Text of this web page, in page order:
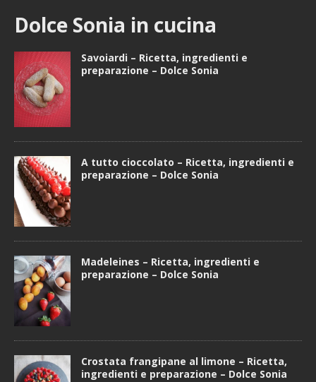
Dolce Sonia in cucina
Savoiardi – Ricetta, ingredienti e
preparazione – Dolce Sonia
A tutto cioccolato – Ricetta, ingredienti e
preparazione – Dolce Sonia
Madeleines – Ricetta, ingredienti e
preparazione – Dolce Sonia
Crostata frangipane al limone – Ricetta,
ingredienti e preparazione – Dolce Sonia